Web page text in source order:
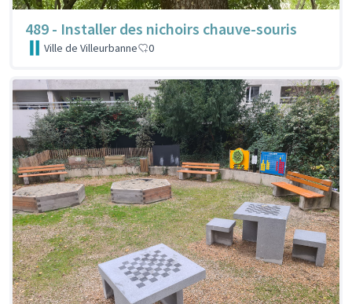
489 - Installer des nichoirs chauve-souris
Ville de Villeurbanne 0